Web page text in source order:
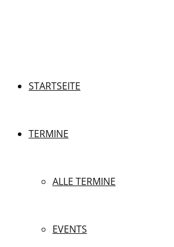
STARTSEITE
TERMINE
ALLE TERMINE
EVENTS